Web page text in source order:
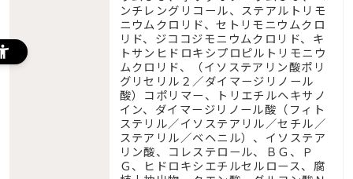
ンチレングリコール、ステアルトリモ
ニウムクロリド、セトリモニウムクロ
リド、ジココジモニウムクロリド、キ
トサンヒドロキシプロピルトリモニウ
ムクロリド、（イソステアリン酸ポリ
グリセリル２／ダイマージリノール
酸）コポリマー、トリエチルヘキサノ
イン、ダイマージリノール酸（フィト
ステリル／イソステアリル／セチル／
ステアリル／ベヘニル）、イソステア
リン酸、コレステロール、ＢＧ、Ｐ
Ｇ、ヒドロキシエチルセルロース、腐